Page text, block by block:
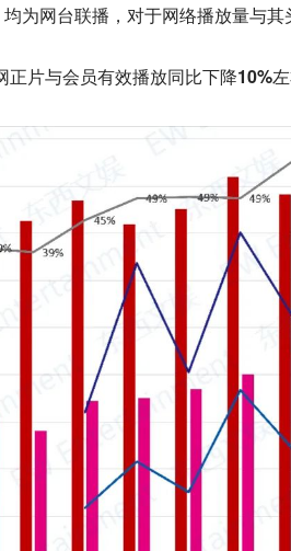
均为网台联播 ，对于网络播放量与
片与会员有效播放同比下降10%